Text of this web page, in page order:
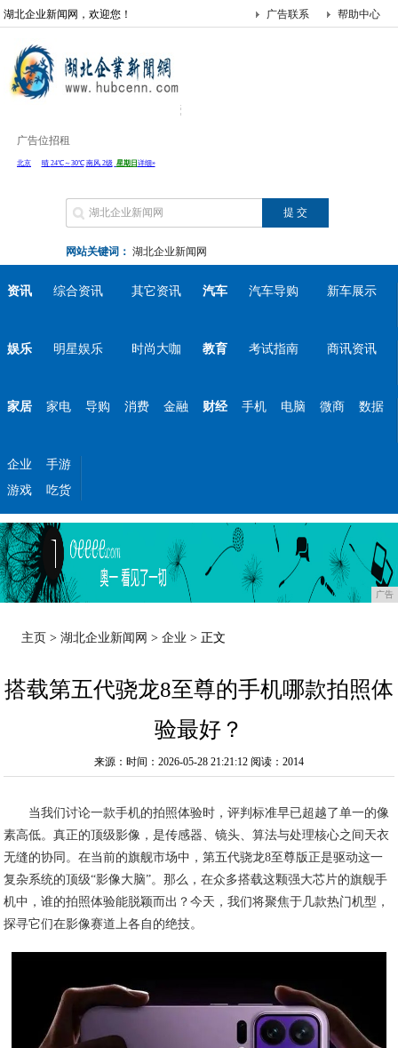
湖北企业新闻网，欢迎您！ 帮助中心
广告联系
广告位招租
网站关键词： 湖北企业新闻网
资讯 综合资讯 其它资讯 汽车 汽车导购 新车展示
娱乐 明星娱乐 时尚大咖 教育 考试指南 商讯资讯
家居 家电 导购 消费 金融 财经 手机 电脑 微商 数据
企业
手游
游戏
吃货
广告
主页 >湖北企业新闻网 >企业 > 正文
搭载第五代骁龙8至尊的手机哪款拍照体
验最好？
来源：时间：2026-05-28 21:21:12 阅读：2014
当我们讨论一款手机的拍照体验时，评判标准早已超越了单一的像
素高低。真正的顶级影像，是传感器、镜头、算法与处理核心之间天衣
无缝的协同。在当前的旗舰市场中，第五代骁龙8至尊版正是驱动这一
复杂系统的顶级“影像大脑”。那么，在众多搭载这颗强大芯片的旗舰手
机中，谁的拍照体验能脱颖而出？今天，我们将聚焦于几款热门机型，
探寻它们在影像赛道上各自的绝技。